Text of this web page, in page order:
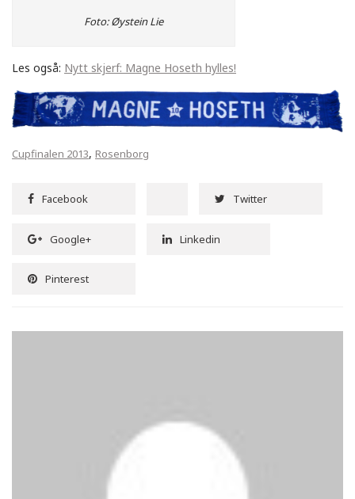
Foto: Øystein Lie
Les også: Nytt skjerf: Magne Hoseth hylles!
Cupfinalen 2013, Rosenborg
Facebook Twitter
Google+ Linkedin
Pinterest